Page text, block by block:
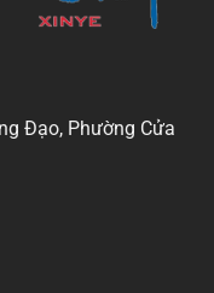
Đạo, Phường Cửa